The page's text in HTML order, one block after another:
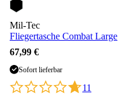
Mil-Tec
Fliegertasche Combat Large
67,99 €
Sofort lieferbar
11